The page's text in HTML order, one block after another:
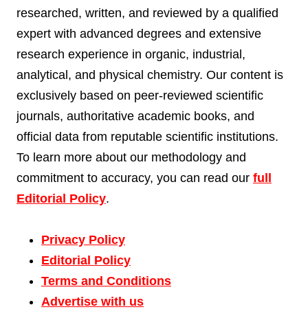
researched, written, and reviewed by a qualified
expert with advanced degrees and extensive
research experience in organic, industrial,
analytical, and physical chemistry. Our content is
exclusively based on peer-reviewed scientific
journals, authoritative academic books, and
official data from reputable scientific institutions.
To learn more about our methodology and
commitment to accuracy, you can read our full
Editorial Policy.
Privacy Policy
Editorial Policy
Terms and Conditions
Advertise with us